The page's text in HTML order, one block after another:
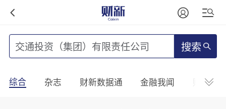
搜索
综合 杂志 财新数据通 金融我闻 财新